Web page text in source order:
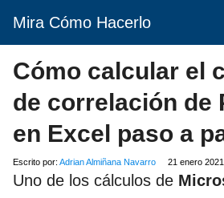
Mira Cómo Hacerlo
Cómo calcular el
de correlación de
en Excel paso a
Escrito por: Adrian Almiñana Navarro 21 enero 2021
Uno de los cálculos de